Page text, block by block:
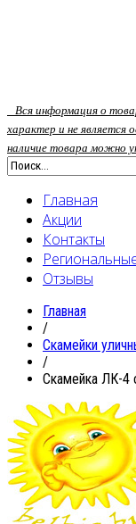
Вся информация о
характер и не является
наличие товара можно
Главная
Акции
Контакты
Отзывы
Главная
/
Скамейки
/
Скамейка ЛК-4